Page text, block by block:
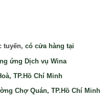
tuyến, có cửa hàng tại
ứng Dịch vụ Wina
TP.Hồ Chí Minh
Chợ Quán, TP.Hồ Chí Minh